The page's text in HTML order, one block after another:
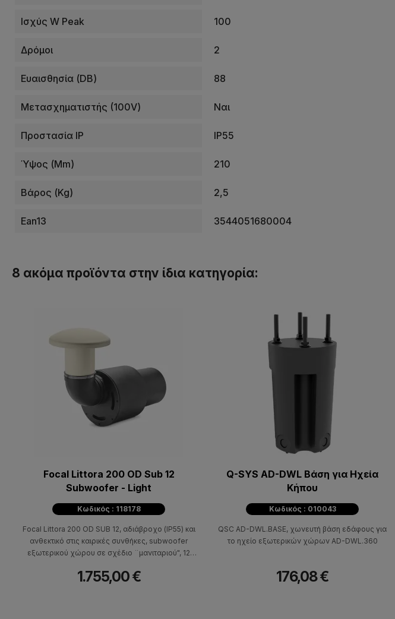
Ισχύς W Peak 100
Δρόμοι 2
Ευαισθησία (dB) 88
Μετασχηματιστής (100V) Ναι
Προστασία IP IP55
Ύψος (mm) 210
Βάρος (kg) 2,5
Ean13 3544051680004
8 ακόμα προϊόντα στην ίδια κατηγορία:
Focal Littora 200 OD Sub 12
Subwoofer - Light
Κωδικός : 118178
Focal Littora 200 OD SUB 12, αδιάβροχο (IP55) και
ανθεκτικό στις καιρικές συνθήκες, subwoofer
εξωτερικού χώρου σε σχέδιο ¨μανιταριού", 12
ενσωματωμένο μετασχηματιστή 70/100 volt,
1.755,00 €
Q-SYS AD-DWL Βάση για Ηχεία
Κήπου
Κωδικός : 010043
QSC AD-DWL.BASE, χωνευτή βάση εδάφους για
το ηχείο εξωτερικών χώρων AD-DWL.360
176,08 €